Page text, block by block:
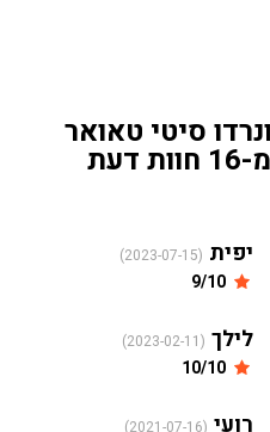
סיטי טאואר
יפית (2023-07-15)
לילך (2023-02-11)
רועי (2021-07-16)